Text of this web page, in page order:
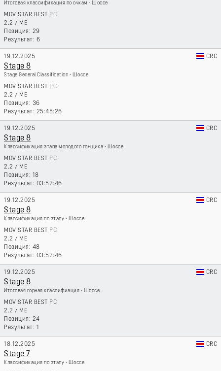
Итоговая классификация по очкам - Шоссе
MOVISTAR BEST PC
2.2 / ME
29
6
19.12.2025 CRC
Stage 8
Stage General Classification - Шоссе
MOVISTAR BEST PC
2.2 / ME
36
25:45:26
19.12.2025 CRC
Stage 8
Классификация этапа молодого гонщика - Шоссе
MOVISTAR BEST PC
2.2 / ME
18
03:52:46
19.12.2025 CRC
Stage 8
Классификация по этапу - Шоссе
MOVISTAR BEST PC
2.2 / ME
48
03:52:46
19.12.2025 CRC
Stage 8
Итоговая горная классифиация - Шоссе
MOVISTAR BEST PC
2.2 / ME
24
1
18.12.2025 CRC
Stage 7
Классификация по этапу - Шоссе